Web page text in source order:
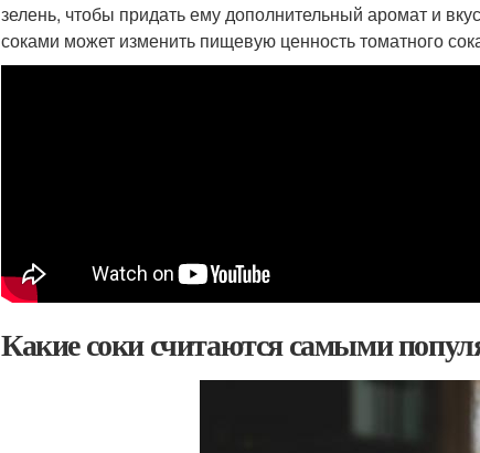
зелень, чтобы придать ему дополнительный аромат и
соками может изменить пищевую ценность томатного
Какие соки считаются самыми